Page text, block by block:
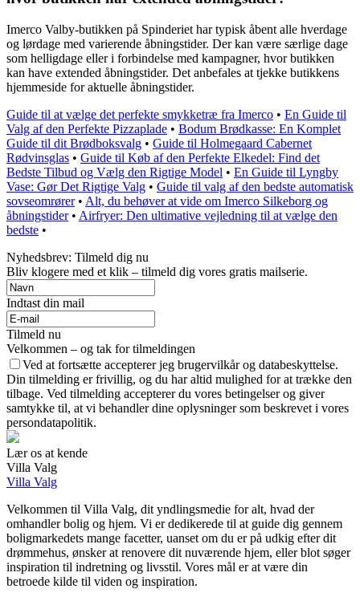
Imerco Valby-butikken på Spinderiet har typisk åbent alle hverdage
og lørdage med varierende åbningstider. Der kan være særlige dage
som helligdage eller i forbindelse med kampagner, hvor butikken
kan have extended åbningstider. Det anbefales at tjekke butikkens
hjemmeside for aktuelle åbningstider.
Guide til at vælge det perfekte smykketræ fra Imerco • En Guide til
Valg af den Perfekte Pizzaplade • Bodum Brødkasse: En Komplet
Guide til dit Brødboksvalg • Guide til Holmegaard Cabernet
Rødvinsglas • Guide til Køb af den Perfekte Elkedel: Find det
Bedste Tilbud og Vælg den Rigtige Model • En Guide til Lyngby
Vase: Gør Det Rigtige Valg • Guide til valg af den bedste automatisk
sovseomrører• Alt, du behøver at vide om Imerco Silkeborg og
åbningstider• Airfryer: Den ultimative vejledning til at vælge den
bedste •
Nyhedsbrev: Tilmeld dig nu
Bliv klogere med et klik – tilmeld dig vores gratis mailserie.
Indtast din mail
Tilmeld nu
Velkommen – og tak for tilmeldingen
Ved at fortsætte accepterer jeg brugervilkår og databeskyttelse.
Din tilmelding er frivillig, og du har altid mulighed for at trække den
tilbage. Ved tilmelding accepterer du vores betingelser og giver
samtykke til, at vi behandler dine oplysninger som beskrevet i vores
persondatapolitik.
Lær os at kende
Villa Valg
Villa Valg
Velkommen til Villa Valg, dit yndlingsmedie for alt, hvad der
omhandler bolig og hjem. Vi er dedikerede til at guide dig gennem
boligmarkedets mange facetter, uanset om du er på udkig efter dit
drømmehus, ønsker at renovere dit nuværende hjem, eller blot søger
inspiration til indretning og livsstil. Vores mål er at være din
betroede kilde til viden og inspiration.